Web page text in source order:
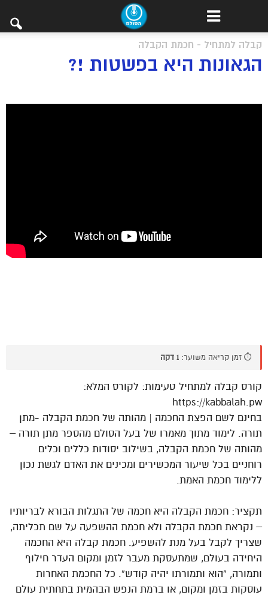
קבלה למתחיל - חכמת הקבלה
הגאונות היא בפשטות !?
⏱️ זמן קריאה משוער: 1 דקה
קורס קבלה למתחיל טעימות: לקורס המלא:
https://kabbalah.pw
בחינם לשם הפצת החכמה | מהותה של חכמת הקבלה -מתן
תורה. לימוד מתוך מאמרו של בעל הסולם מהספר מתן תורה –
מהותה של חכמת הקבלה, בשילוב יסודות כללים וכלים
רוחניים בכל שיעור המכשירים ומכינים את האדם לגשת נכון
ללימוד חכמת האמת.
תקציר: חכמת הקבלה היא חכמה של התגלות הבורא לבריותיו
– נקראת חכמת הקבלה ולא חכמת ההשפעה על שם תכליתה,
שצריך לקבל בעל מנת להשפיע. חכמת קבלה היא החכמה
היחידה בעולם, שמתעסקת מעבר לזמן ומקום העדר חילוף
ותמורה, “הוא ותמורתו יהיה קודש”. כל החכמת האחרות
עוסקות בזמן ומקום, או ברמת הנפש הבהמית בתחתית עולם